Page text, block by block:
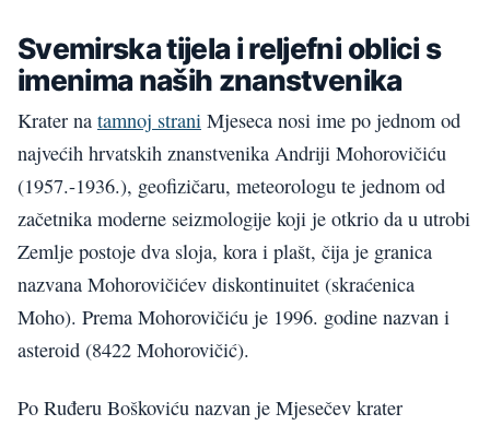
Svemirska tijela i reljefni oblici s
imenima naših znanstvenika
Krater na tamnoj strani Mjeseca nosi ime po jednom od
najvećih hrvatskih znanstvenika Andriji Mohorovičiću
(1957.-1936.), geofizičaru, meteorologu te jednom od
začetnika moderne seizmologije koji je otkrio da u utrobi
Zemlje postoje dva sloja, kora i plašt, čija je granica
nazvana Mohorovičićev diskontinuitet (skraćenica
Moho). Prema Mohorovičiću je 1996. godine nazvan i
asteroid (8422 Mohorovičić).
Po Ruđeru Boškoviću nazvan je Mjesečev krater